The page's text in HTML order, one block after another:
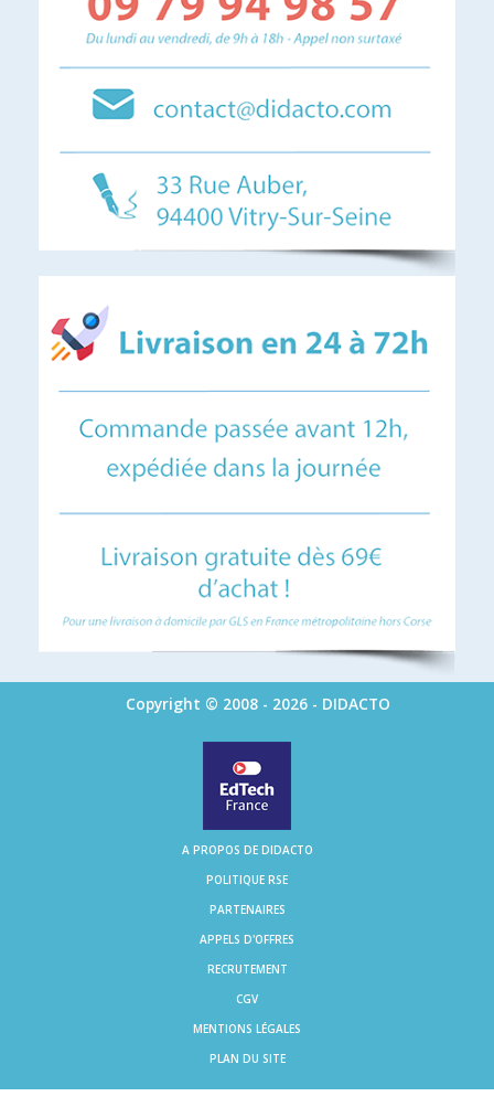
Copyright © 2008 - 2026 - DIDACTO
A PROPOS DE DIDACTO
POLITIQUE RSE
PARTENAIRES
APPELS D'OFFRES
RECRUTEMENT
CGV
MENTIONS LÉGALES
PLAN DU SITE